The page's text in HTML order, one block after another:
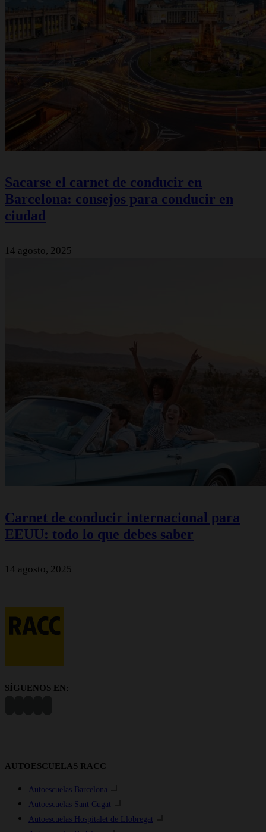
Sacarse el carnet de conducir en
Barcelona: consejos para conducir en
ciudad
14 agosto, 2025
Carnet de conducir internacional para
EEUU: todo lo que debes saber
14 agosto, 2025
SÍGUENOS EN:
AUTOESCUELAS RACC
Autoescuelas Barcelona
Autoescuelas Sant Cugat
Autoescuelas Hospitalet de Llobregat